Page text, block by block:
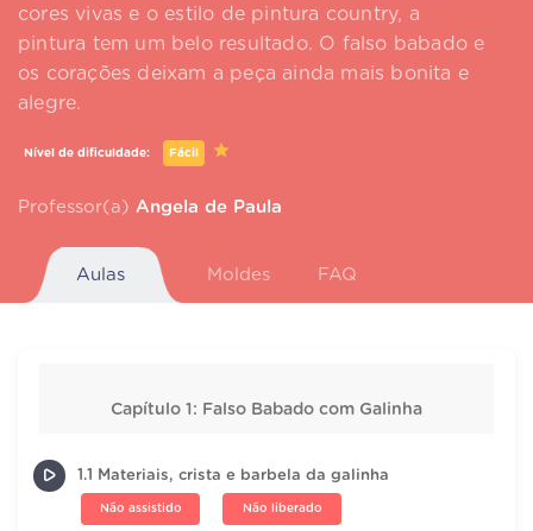
cores vivas e o estilo de pintura country, a
pintura tem um belo resultado. O falso babado e
os corações deixam a peça ainda mais bonita e
alegre.
Nível de dificuldade: Fácil
Professor(a) Angela de Paula
Aulas Moldes FAQ
Capítulo 1: Falso Babado com Galinha
1.1 Materiais, crista e barbela da galinha
Não assistido Não liberado